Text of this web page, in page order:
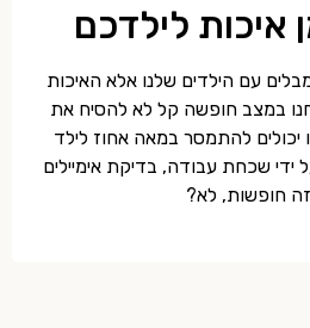
עם הילדים שלנו אלא האיכות
במצב חופשה קל לא להסיח את
יכולים להתמסר במאה אחוז לילד
שכחת עבודה, בדיקת אימיילים
חופשות, לא?